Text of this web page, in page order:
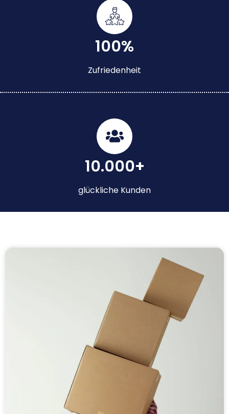
100%
Zufriedenheit
10.000+
glückliche Kunden